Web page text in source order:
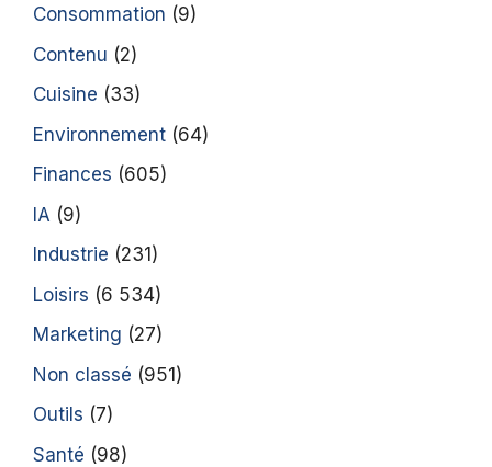
Consommation (9)
Contenu (2)
Cuisine (33)
Environnement (64)
Finances (605)
IA (9)
Industrie (231)
Loisirs (6 534)
Marketing (27)
Non classé (951)
Outils (7)
Santé (98)